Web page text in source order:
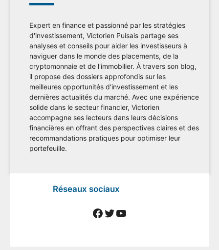
Expert en finance et passionné par les stratégies
d'investissement, Victorien Puisais partage ses
analyses et conseils pour aider les investisseurs à
naviguer dans le monde des placements, de la
cryptomonnaie et de l'immobilier. À travers son blog,
il propose des dossiers approfondis sur les
meilleures opportunités d'investissement et les
dernières actualités du marché. Avec une expérience
solide dans le secteur financier, Victorien
accompagne ses lecteurs dans leurs décisions
financières en offrant des perspectives claires et des
recommandations pratiques pour optimiser leur
portefeuille.
Réseaux sociaux
Facebook
Twitter
YouTube